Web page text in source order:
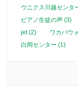
ウニクス川越センタ
ピアノ生徒の声 (3)
jet (2)
ワカバウ
白岡センター (1)